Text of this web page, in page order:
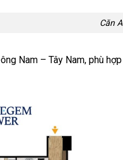
Căn
Nam – Tây Nam, phù